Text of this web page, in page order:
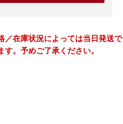
／在庫状況によっては当日発送で
。予めご了承ください。